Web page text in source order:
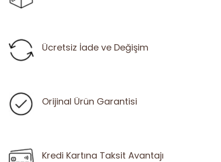
Ücretsiz İade ve Değişim
Orijinal Ürün Garantisi
Kredi Kartına Taksit Avantajı